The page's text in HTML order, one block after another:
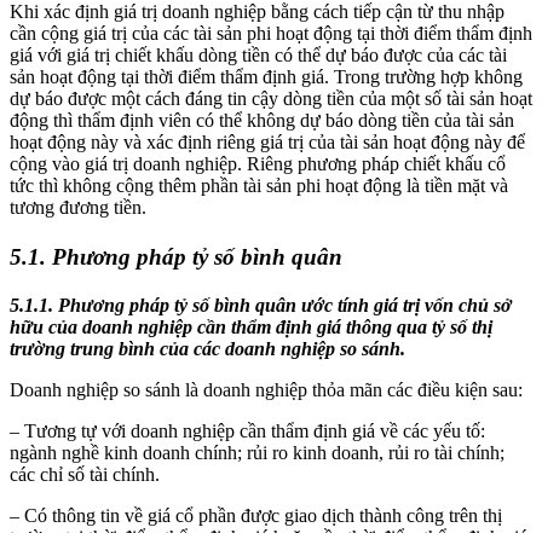
Khi xác định giá trị doanh nghiệp bằng cách tiếp cận từ thu nhập
cần cộng giá trị của các tài sản phi hoạt động tại thời điểm thẩm định
giá với giá trị chiết khấu dòng tiền có thể dự báo được của các tài
sản hoạt động tại thời điểm thẩm định giá. Trong trường hợp không
dự báo được một cách đáng tin cậy dòng tiền của một số tài sản hoạt
động thì thẩm định viên có thể không dự báo dòng tiền của tài sản
hoạt động này và xác định riêng giá trị của tài sản hoạt động này để
cộng vào giá trị doanh nghiệp. Riêng phương pháp chiết khấu cổ
tức thì không cộng thêm phần tài sản phi hoạt động là tiền mặt và
tương đương tiền.
5.1. Phương pháp tỷ số bình quân
5.1.1. Phương pháp tỷ số bình quân ước tính giá trị vốn chủ sở
hữu của doanh nghiệp cần thẩm định giá thông qua tỷ số thị
trường trung bình của các doanh nghiệp so sánh.
Doanh nghiệp so sánh là doanh nghiệp thỏa mãn các điều kiện sau:
– Tương tự với doanh nghiệp cần thẩm định giá về các yếu tố:
ngành nghề kinh doanh chính; rủi ro kinh doanh, rủi ro tài chính;
các chỉ số tài chính.
– Có thông tin về giá cổ phần được giao dịch thành công trên thị